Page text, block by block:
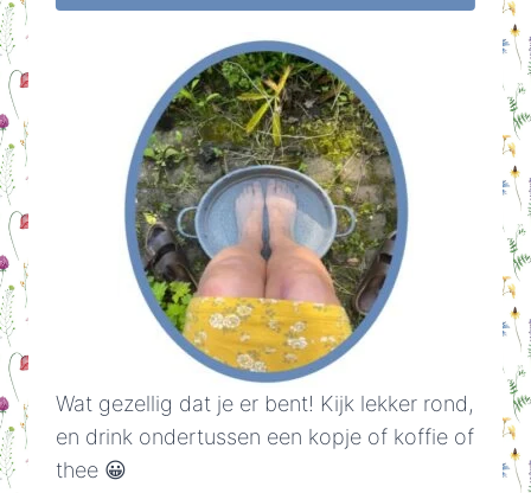
Wat gezellig dat je er bent! Kijk lekker rond,
en drink ondertussen een kopje of koffie of
thee 😀